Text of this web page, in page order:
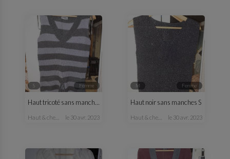
S femme
Haut tricoté sans manches
haut & chemisier le 30 avr. 2023
M femme
Haut noir sans manches S
haut & chemisier le 30 avr. 2023